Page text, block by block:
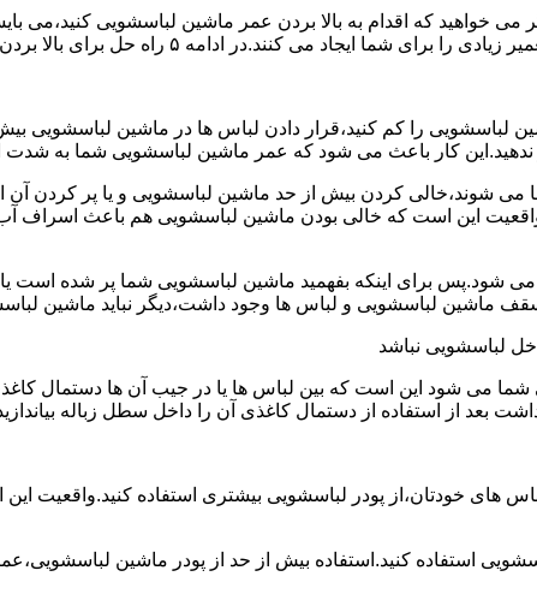
خواهید که اقدام به بالا بردن عمر ماشین لباسشویی کنید،می
ادامه ۵ راه حل برای بالا بردن عمر ماشین لباسشویی را ذکر می کنیم.
لباسشویی را کم کنید،قرار دادن لباس ها در ماشین
کردن بیش از حد ماشین لباسشویی و یا پر کردن آن
این است که خالی بودن ماشین لباسشویی هم باعث
برای اینکه بفهمید ماشین لباسشویی شما پر شده است یا
لباسشویی نباشد
می شود این است که بین لباس ها یا در جیب آن ها دستمال کاغذی
بعد از استفاده از دستمال کاغذی آن را داخل سطل زباله
های خودتان،از پودر لباسشویی بیشتری استفاده کنید.واقعیت
استفاده کنید.استفاده بیش از حد از پودر ماشین